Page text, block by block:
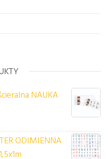
NAUKA
85,00 zł.
wynosi: 80,00 zł.
ODIMIENNA